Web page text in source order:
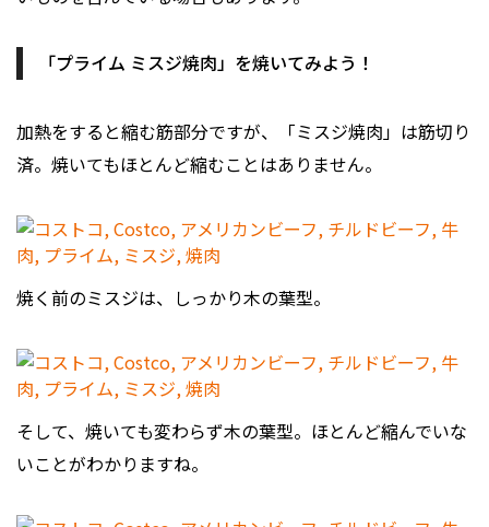
「プライム ミスジ焼肉」を焼いてみよう！
加熱をすると縮む筋部分ですが、「ミスジ焼肉」は筋切り
済。焼いてもほとんど縮むことはありません。
焼く前のミスジは、しっかり木の葉型。
そして、焼いても変わらず木の葉型。ほとんど縮んでいな
いことがわかりますね。